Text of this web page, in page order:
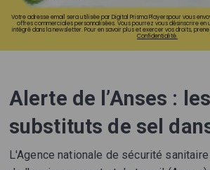
Votre adresse email sera utilisée par Digital Prisma Playerspour vous
offres commerciales personnalisées. Vous pourrez vous désinscrire en
intégré dans la newsletter. Pour en savoir plus et exercer vos droits,
Confidentialité.
Alerte de l’Anses : les
substituts de sel
L'Agence nationale de sécurité